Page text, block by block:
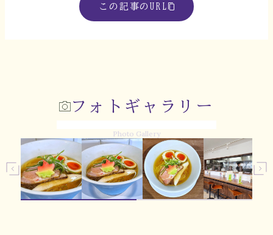
この記事のURL
フォトギャラリー
Photo Gallery